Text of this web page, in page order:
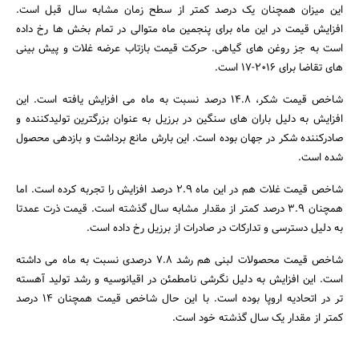
این میزان همچنان یک درصد کمتر از سطح زمان مشابه سال قبل است.
افزایش قیمت در این ماه برای پنجمین ماه متوالی در تمام بخش ها رخ داده
است به جز روغن های گیاهی. حرکت قیمت بازتاب عرضه غلات و پیش بینی
های تقاضا برای 2016-17 است.
شاخص قیمت شکر، 14.8 درصد نسبت به ماه می افزایش یافته است. این
افزایش به دلیل باران های سنگین در برزیل به عنوان بزرگترین تولیدکننده و
صادرکننده شکر در جهان بوده است. این بارش مانع برداشت و بازدهی محصول
شده است.
شاخص قیمت غلات هم در این ماه 2.9 درصد افزایش را تجربه کرده است. اما
همچنان 3.9 درصد کمتر از مقدار مشابه سال گذشته است. قیمت ذرت عمدتا
به دلیل دسترسی و تدارکات در صادرات از برزیل رخ داده است.
شاخص قیمت محصولات لبنی هم رشد 7.8 درصدی نسبت به ماه می داشته
است. این افزایش به دلیل نگرشی نامطمئن در اقیانوسیه و رشد تولید آهسته
تر در اتحادیه اروپا بوده است. با این حال شاخص قیمت همچنان 14 درصد
کمتر از مقدار یک سال گذشته خود است.